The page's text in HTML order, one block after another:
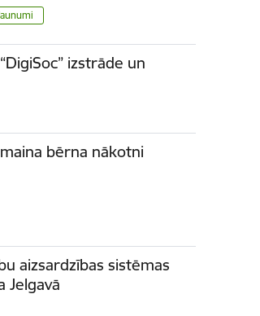
izstrāde un
bērna nākotni
aizsardzības sistēmas
Jelgavā